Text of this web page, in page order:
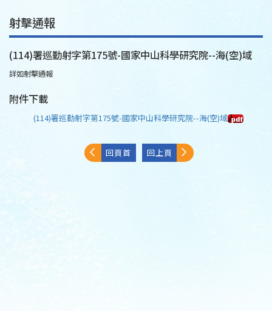
射擊通報
(114)署巡勤射字第175號-國家中山科學研究院--海(空)域
詳如射擊通報
附件下載
(114)署巡勤射字第175號-國家中山科學研究院--海(空)域
回頁首 回上頁